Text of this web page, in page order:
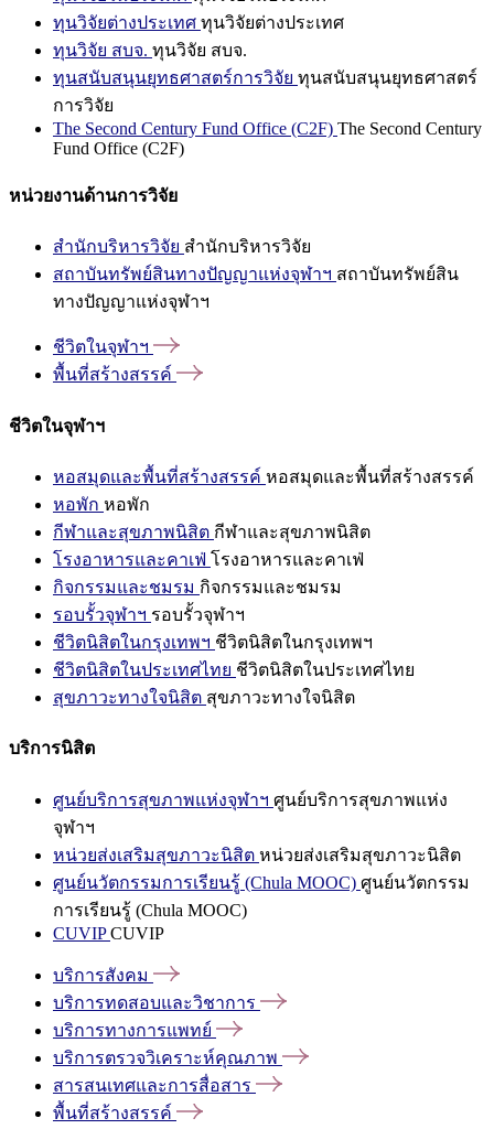
ทุนวิจัยต่างประเทศ ทุนวิจัยต่างประเทศ
ทุนวิจัย สบจ. ทุนวิจัย สบจ.
ทุนสนับสนุนยุทธศาสตร์การวิจัย ทุนสนับสนุนยุทธศาสตร์
การวิจัย
The Second Century Fund Office (C2F) The Second Century
Fund Office (C2F)
หน่วยงานด้านการวิจัย
สำนักบริหารวิจัย สำนักบริหารวิจัย
สถาบันทรัพย์สินทางปัญญาแห่งจุฬาฯ สถาบันทรัพย์สิน
ทางปัญญาแห่งจุฬาฯ
ชีวิตในจุฬาฯ
พื้นที่สร้างสรรค์
ชีวิตในจุฬาฯ
หอสมุดและพื้นที่สร้างสรรค์ หอสมุดและพื้นที่สร้างสรรค์
หอพัก หอพัก
กีฬาและสุขภาพนิสิต กีฬาและสุขภาพนิสิต
โรงอาหารและคาเฟ่ โรงอาหารและคาเฟ่
กิจกรรมและชมรม กิจกรรมและชมรม
รอบรั้วจุฬาฯ รอบรั้วจุฬาฯ
ชีวิตนิสิตในกรุงเทพฯ ชีวิตนิสิตในกรุงเทพฯ
ชีวิตนิสิตในประเทศไทย ชีวิตนิสิตในประเทศไทย
สุขภาวะทางใจนิสิต สุขภาวะทางใจนิสิต
บริการนิสิต
ศูนย์บริการสุขภาพแห่งจุฬาฯ ศูนย์บริการสุขภาพแห่ง
จุฬาฯ
หน่วยส่งเสริมสุขภาวะนิสิต หน่วยส่งเสริมสุขภาวะนิสิต
ศูนย์นวัตกรรมการเรียนรู้ (Chula MOOC) ศูนย์นวัตกรรม
การเรียนรู้ (Chula MOOC)
CUVIPCUVIP
บริการสังคม
บริการทดสอบและวิชาการ
บริการทางการแพทย์
บริการตรวจวิเคราะห์คุณภาพ
สารสนเทศและการสื่อสาร
พื้นที่สร้างสรรค์